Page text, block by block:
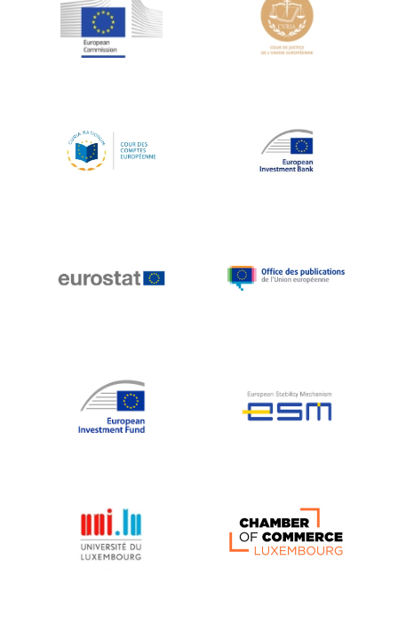
Jean-Louis Schiltz
Jean-Victor Louis
Johnny Åkerholm
Katharien L.C. Hunt
Klaus-Heiner Lehne
Koen LENAERTS
Lars Heikensten
Lucas Papademos
Máire Geoghegan-Quinn